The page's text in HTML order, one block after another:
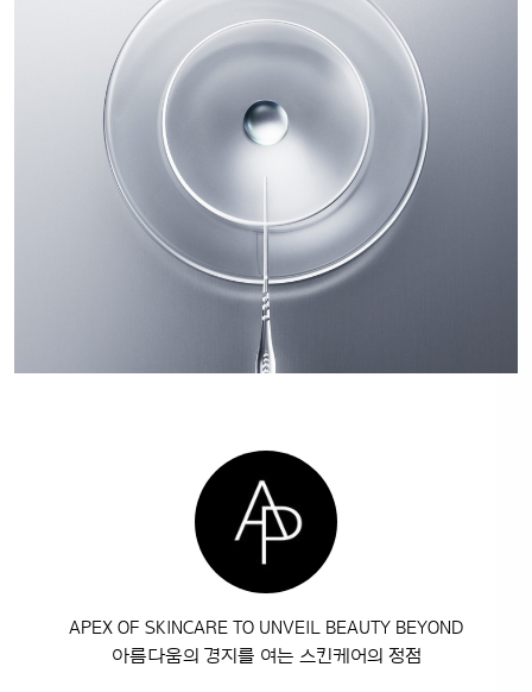
APEX OF SKINCARE TO UNVEIL BEAUTY BEYOND
아름다움의 경지를 여는 스킨케어의 정점